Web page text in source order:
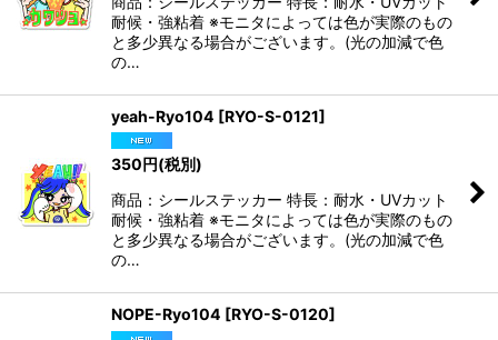
耐候・強粘着 ※モニタによっては色が実際のもの
と多少異なる場合がございます。(光の加減で色
の…
yeah-Ryo104 [RYO-S-0121]
350円(税別)
商品：シールステッカー 特長：耐水・UVカット
耐候・強粘着 ※モニタによっては色が実際のもの
と多少異なる場合がございます。(光の加減で色
の…
NOPE-Ryo104 [RYO-S-0120]